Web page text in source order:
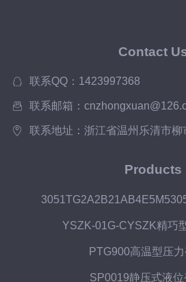
Contact
联系QQ：1423997368
联系邮箱：
联系地址：浙江省温州乐清市柳
Products
YSZK-01G-CYSZK精巧
PTG900高温型压
SP0019静压式液位